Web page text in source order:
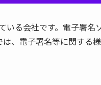
る会社です。電子署名
、電子署名等に関する